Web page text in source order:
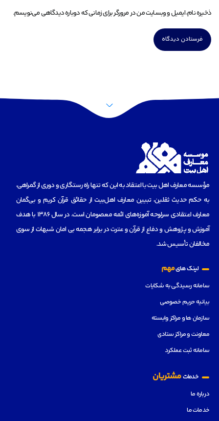
ذخیره نام، ایمیل و وبسایت من در مرورگر برای زمانی که دوباره دیدگاهی می‌نویسم.
مؤسسه‌ معارف اهل بیت با اعتقاد به این که تنها راه رستگاری و دوری از گمراهی،
به حکم حدیث ثقلین، تبیین معارف اهل‌بیت از حقائق قرآن کریم و بی‌گمان
معارف اعتقادی سرلوحه آموزه‌های ائمه معصومان است، در سال 1386 با هدف
آموزش و پژوهش و دفاع از قرآن و عترت در برابر هجمه بی امان شبهات از سوی
مخالفان تأسیس شد.
لینک هایمهم
سامانه رسیدگی به شکایات
بیانیه حریم خصوصی
سازمان ها و مراکز وابسته
معاونت و مراکز ستادی
سامانه ثبت عملکرد
خدماتمشتریان
درباره ما
خدمات ما